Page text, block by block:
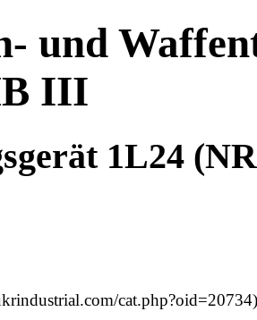
und
III
1L24
cat.php?oid=20734)